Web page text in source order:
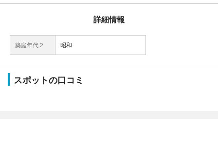
詳細情報
築庭年代２ 昭和
スポットの口コミ